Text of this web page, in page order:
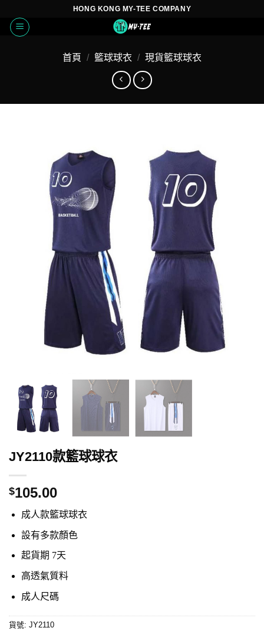
content
HONG KONG MY-TEE COMPANY
首頁 / 籃球球衣 / 現貨籃球球衣
JY2110款籃球球衣
$105.00
成人款籃球球衣
設有多款顏色
起貨期 7天
高透氣質料
成人尺碼
貨號: JY2110